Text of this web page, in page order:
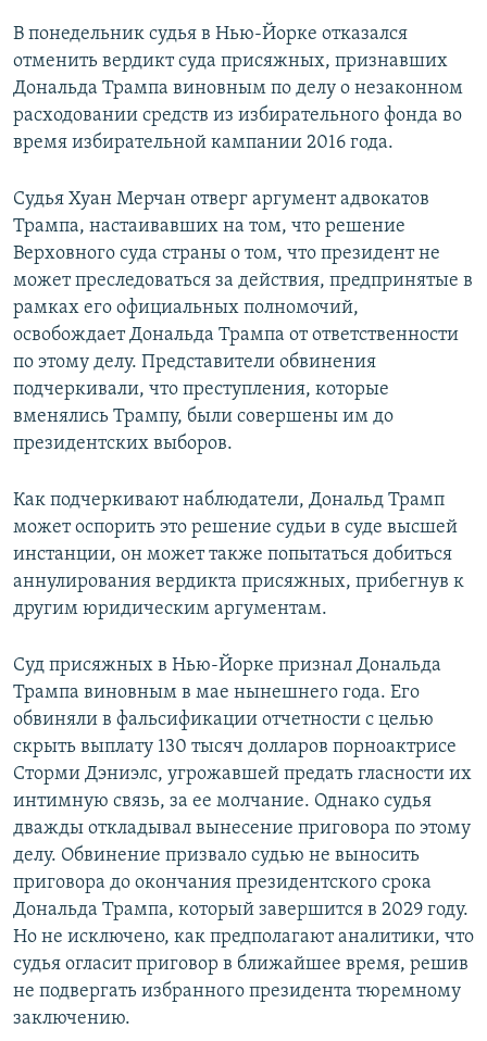
В понедельник судья в Нью-Йорке отказался
отменить вердикт суда присяжных, признавших
Дональда Трампа виновным по делу о незаконном
расходовании средств из избирательного фонда во
время избирательной кампании 2016 года.
Судья Хуан Мерчан отверг аргумент адвокатов
Трампа, настаивавших на том, что решение
Верховного суда страны о том, что президент не
может преследоваться за действия, предпринятые в
рамках его официальных полномочий,
освобождает Дональда Трампа от ответственности
по этому делу. Представители обвинения
подчеркивали, что преступления, которые
вменялись Трампу, были совершены им до
президентских выборов.
Как подчеркивают наблюдатели, Дональд Трамп
может оспорить это решение судьи в суде высшей
инстанции, он может также попытаться добиться
аннулирования вердикта присяжных, прибегнув к
другим юридическим аргументам.
Суд присяжных в Нью-Йорке признал Дональда
Трампа виновным в мае нынешнего года. Его
обвиняли в фальсификации отчетности с целью
скрыть выплату 130 тысяч долларов порноактрисе
Сторми Дэниэлс, угрожавшей предать гласности их
интимную связь, за ее молчание. Однако судья
дважды откладывал вынесение приговора по этому
делу. Обвинение призвало судью не выносить
приговора до окончания президентского срока
Дональда Трампа, который завершится в 2029 году.
Но не исключено, как предполагают аналитики, что
судья огласит приговор в ближайшее время, решив
не подвергать избранного президента тюремному
заключению.